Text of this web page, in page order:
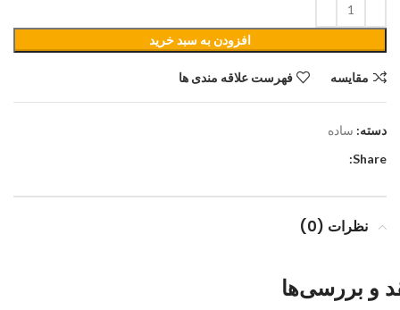
افزودن به سبد خرید
مقایسه فهرست علاقه مندی ها
دسته: ساده
Share:
نظرات (0)
و بررسی‌ها